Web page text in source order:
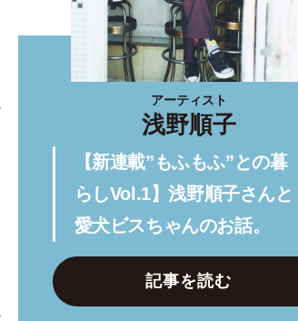
アーティスト
浅野順子
【新連載”もふもふ”との暮
らしVol.1】浅野順子さんと
愛犬ビスちゃんのお話。
記事を読む